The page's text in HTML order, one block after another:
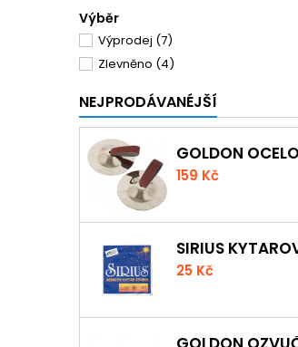
Výběr
Výprodej (7)
Zlevněno (4)
NEJPRODÁVANÉJŠÍ
159 Kč
25 Kč